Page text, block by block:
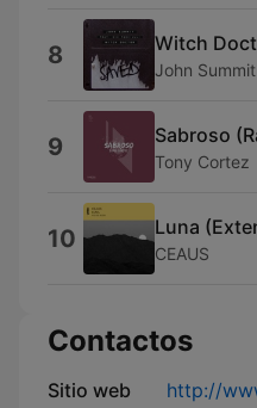
8 Witch
John
9 Sabroso
Tony Cortez
10 Luna
CEAUS
Contactos
Sitio web
http://